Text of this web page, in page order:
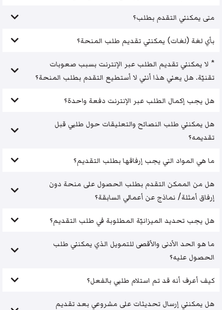
متى يمكنني التقدم بطلب؟
بأي لغة (لغات) يمكنني تقديم طلب المنحة؟
* لا يمكنني تقديم الطلب عبر الإنترنت بسبب صعوبات
تقنيّة. هل يعني هذا أنني لا أستطيع التقدم بطلب المنحة؟
هل يجب إكمال الطلب عبر الإنترنت دفعة واحدة؟
هل يمكنني طلب النصائح والتعليقات حول طلبي قبل
تقديمه؟
ما هي المواد التي يجب إرفاقها بطلب التقديم؟
هل من الممكن التقدم بطلب الحصول على منحة دون
إرفاق أمثلة/ نماذج عن أعمالي السابقة؟
هل يجب تحديد الميزانيّة المطلوبة في طلب التقديم؟
ما هو الحد الأدنى والأقصى للتمويل الذي يمكنني طلب
الحصول عليه؟
كيف أعرف أنه قد تم استلام طلبي بالفعل؟
هل يمكنني إرسال تحديثات على مشروعي بعد تقديم